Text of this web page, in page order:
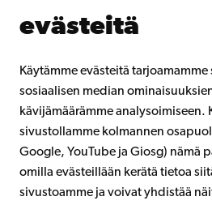
evästeitä
Käytämme evästeitä
sosiaalisen median
kävijämäärämme analysoimiseen.
sivustollamme kolmannen
Google, YouTube ja Giosg) nämä
omilla evästeillään kerätä tietoa
sivustoamme ja voivat yhdistää
Åbo Akademista
Facebook Instagram YouTube LinkedIn Blog